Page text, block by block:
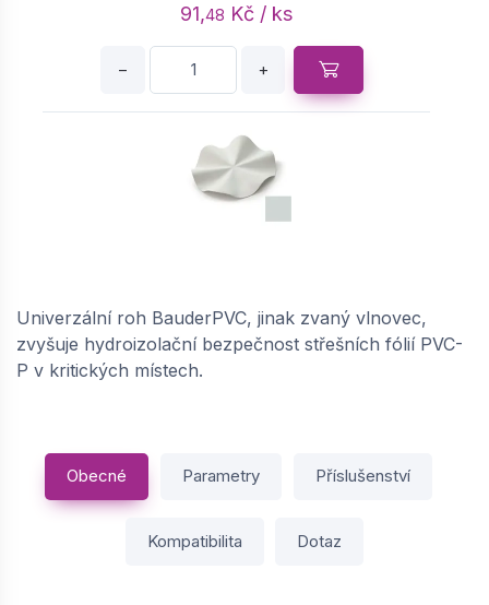
91,48 Kč / ks
− +
87,12Kč / ks
Univerzální roh BauderPVC, jinak zvaný vlnovec,
zvyšuje hydroizolační bezpečnost střešních fólií PVC-
P v kritických místech.
Obecné Parametry Příslušenství
Kompatibilita Dotaz